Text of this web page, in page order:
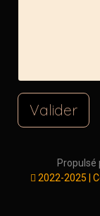
Valider
Propulsé
2022-2025 |